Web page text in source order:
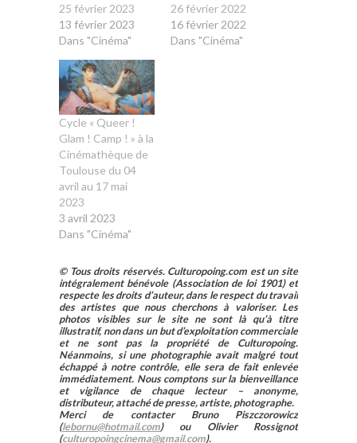
25 février 2023
13 février 2023
Dans "Cinéma"
26 février 2022
16 février 2022
Dans "Cinéma"
Cycle « Queer !
Glam ! Camp ! » à la
Cinémathèque de
Toulouse du 04
avril au 17 mai
2023
3 avril 2023
Dans "Cinéma"
© Tous droits réservés. Culturopoing.com est un site
intégralement bénévole (Association de loi 1901) et
respecte les droits d’auteur, dans le respect du travail
des artistes que nous cherchons à valoriser. Les
photos visibles sur le site ne sont là qu’à titre
illustratif, non dans un but d’exploitation commerciale
et ne sont pas la propriété de Culturopoing.
Néanmoins, si une photographie avait malgré tout
échappé à notre contrôle, elle sera de fait enlevée
immédiatement. Nous comptons sur la bienveillance
et vigilance de chaque lecteur – anonyme,
distributeur, attaché de presse, artiste, photographe.
Merci de contacter Bruno Piszczorowicz
(lebornu@hotmail.com) ou Olivier Rossignot
(culturopoingcinema@gmail.com).